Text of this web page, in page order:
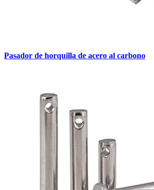
Pasador de horquilla de acero al carbono